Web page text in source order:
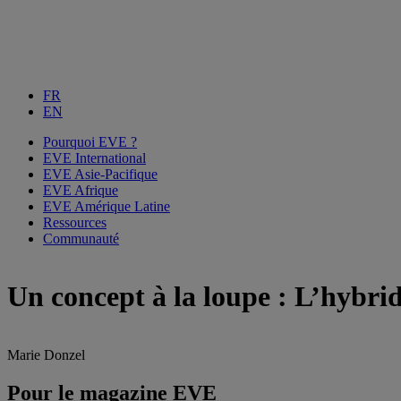
FR
EN
Pourquoi EVE ?
EVE International
EVE Asie-Pacifique
EVE Afrique
EVE Amérique Latine
Ressources
Communauté
Un concept à la loupe :
Marie Donzel
Pour le magazine EVE